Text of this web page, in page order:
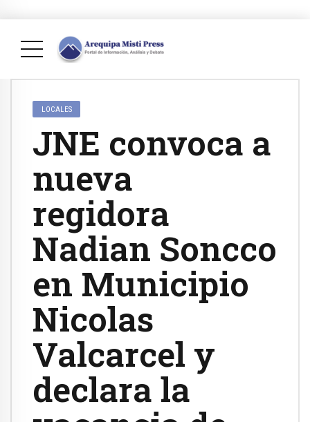
LOCALES
JNE convoca a
nueva
regidora
Nadian Soncco
en Municipio
Nicolas
Valcarcel y
declara la